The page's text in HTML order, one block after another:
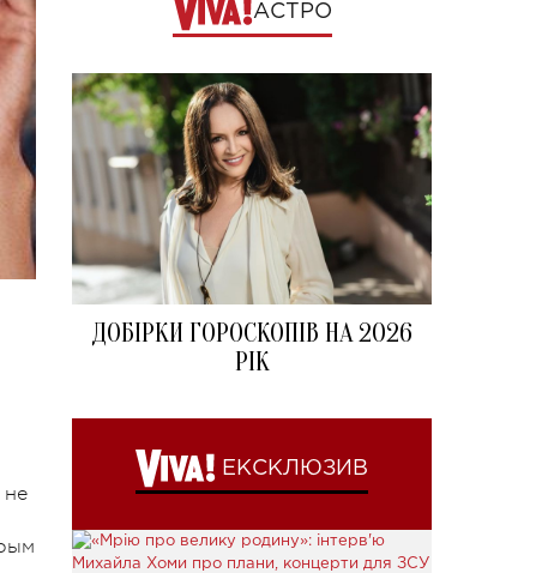
не
АСТРО
ДОБІРКИ ГОРОСКОПІВ НА 2026
РІК
ЕКСКЛЮЗИВ